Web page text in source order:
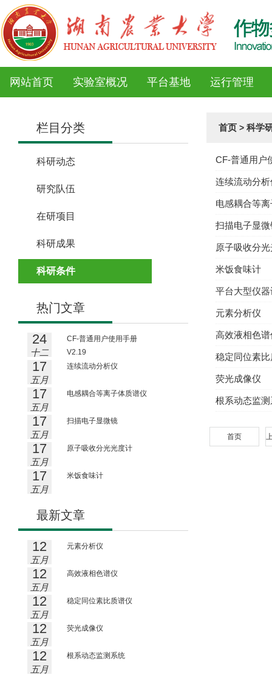
网站首页 实验室概况 平台基地 运行管理
栏目分类
科研动态
研究队伍
在研项目
科研成果
科研条件
热门文章
24
十二
月
CF-普通用户使用手册
V2.19
17
五月
连续流动分析仪
17
五月
电感耦合等离子体质谱仪
17
五月
扫描电子显微镜
17
五月
原子吸收分光光度计
17
五月
米饭食味计
最新文章
12
五月
元素分析仪
12
五月
高效液相色谱仪
12
五月
稳定同位素比质谱仪
12
五月
荧光成像仪
12
五月
根系动态监测系统
首页 > 科学
CF-普通用户
连续流动分析
电感耦合等
扫描电子显微
原子吸收分
米饭食味计
平台大型仪
元素分析仪
高效液相色谱
稳定同位素
荧光成像仪
根系动态监
首页